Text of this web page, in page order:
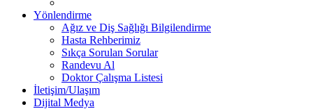
Yönlendirme
Ağız ve Diş Sağlığı Bilgilendirme
Hasta Rehberimiz
Sıkça Sorulan Sorular
Randevu Al
Doktor Çalışma Listesi
İletişim/Ulaşım
Dijital Medya